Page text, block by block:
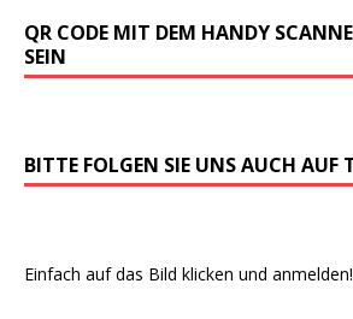
QR CODE MIT DEM HANDY
SEIN
BITTE FOLGEN SIE UNS AUCH AUF
Einfach auf das Bild klicken und anmelden!